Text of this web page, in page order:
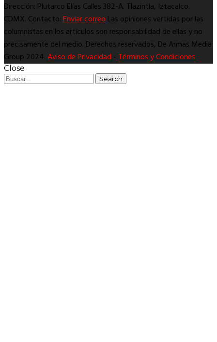
Dirección: Plutarco Elías Calles 382-A. Tlazintla, Iztacalco.
CDMX. Contacto:Enviar correoLas opiniones vertidas por las
columnistas en los artículos son responsabilidad de ellas y no
precisamente del medio. Derechos reservados, De Armas Media
Group 2024.Aviso de Privacidad-Términos y Condiciones
Close